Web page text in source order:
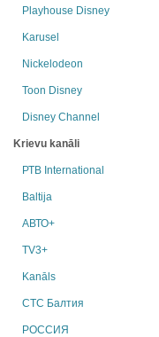
Playhouse Disney
Karusel
Nickelodeon
Toon Disney
Disney Channel
Krievu kanāli
РТB International
Baltija
АВТО+
TV3+
Kanāls
СТС Балтия
РОССИЯ